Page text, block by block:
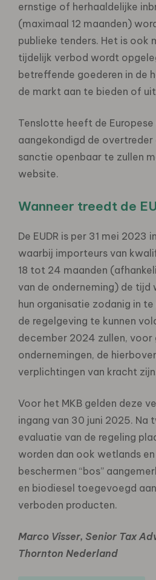
ernstige of herhaaldelijke
(maximaal 12 maanden)
publieke tenders. Het is ook
tijdelijk verbod wordt
betreffende goederen in de
de markt aan te bieden of
Tenslotte heeft de Europese
aangekondigd de
sanctie openbaar te zullen
website.
Wanneer treedt de
De EUDR is per 31 mei 2023
waarbij importeurs van
18 tot 24 maanden
van de onderneming) de tijd
hun organisatie zodanig in
de regelgeving te kunnen
december 2024 zullen, voor
ondernemingen, de
verplichtingen van kracht
Voor het MKB gelden deze
ingang van 30 juni 2025. Na
evaluatie van de regeling
worden dan ook wetlands
beschermen “bos”
en biodiesel toegevoegd
verboden producten.
Marco Visser, Senior Tax
Thornton Nederland